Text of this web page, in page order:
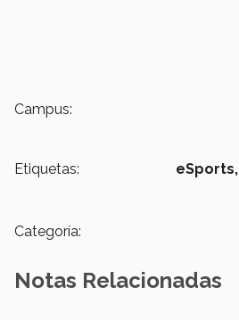
Campus:
Etiquetas: eSports,
Categoría:
Notas Relacionadas